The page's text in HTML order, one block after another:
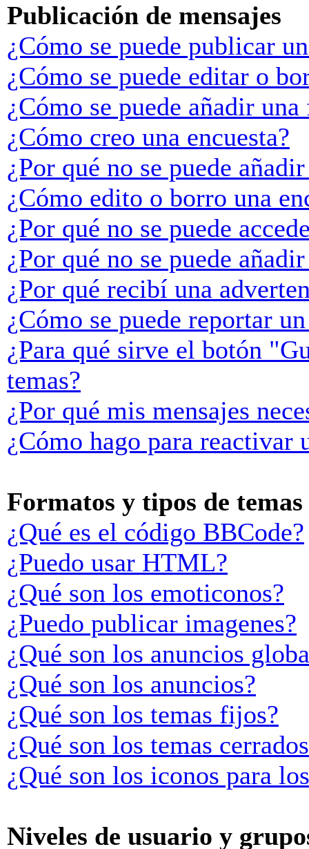
Publicación de mensajes
¿Cómo se puede publicar
¿Cómo se puede editar o
¿Cómo se puede añadir
¿Cómo creo una encuesta?
¿Por qué no se puede
¿Cómo edito o borro una
¿Por qué no se puede
¿Por qué no se puede
¿Por qué recibí una
¿Cómo se puede reportar
¿Para qué sirve el botón
temas?
¿Por qué mis mensajes
¿Cómo hago para reactivar
Formatos y tipos de temas
¿Qué es el código BBCode?
¿Puedo usar HTML?
¿Qué son los emoticonos?
¿Puedo publicar imagenes?
¿Qué son los anuncios
¿Qué son los anuncios?
¿Qué son los temas fijos?
¿Qué son los temas
¿Qué son los iconos para
Niveles de usuario y